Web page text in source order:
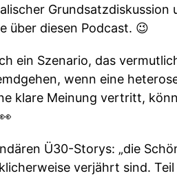
über diesen Podcast. 😉
ein Szenario, das
wenn eine
klare Meinung vertritt,
Ü30-Storys: „die
verjährt sind.